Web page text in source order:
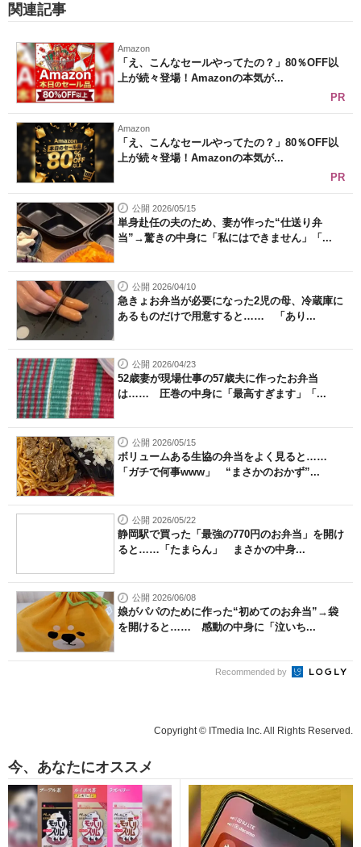
関連記事
Amazon
「え、こんなセールやってたの？」80％OFF以
上が続々登場！Amazonの本気が...
PR
Amazon
「え、こんなセールやってたの？」80％OFF以
上が続々登場！Amazonの本気が...
PR
公開 2026/05/15
単身赴任の夫のため、妻が作った“仕送り弁
当”→驚きの中身に「私にはできません」「...
公開 2026/04/10
急きょお弁当が必要になった2児の母、冷蔵庫に
あるものだけで用意すると…… 「あり...
公開 2026/04/23
52歳妻が現場仕事の57歳夫に作ったお弁当
は…… 圧巻の中身に「最高すぎます」「...
公開 2026/05/15
ボリュームある生協の弁当をよく見ると……
「ガチで何事www」 “まさかのおかず”...
公開 2026/05/22
静岡駅で買った「最強の770円のお弁当」を開け
ると……「たまらん」 まさかの中身...
公開 2026/06/08
娘がパパのために作った“初めてのお弁当”→袋
を開けると…… 感動の中身に「泣いち...
Recommended by
Copyright © ITmedia Inc. All Rights Reserved.
今、あなたにオススメ